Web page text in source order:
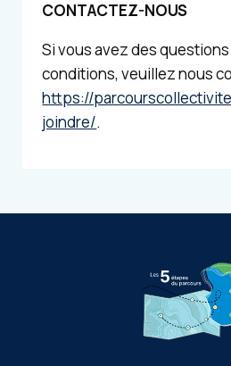
CONTACTEZ-NOUS
Si vous avez des
conditions, veuillez nous
https://
joindre/.